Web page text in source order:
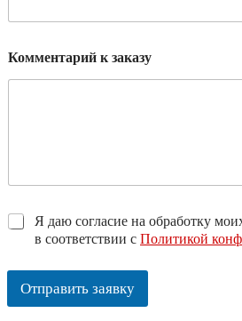
Комментарий к заказу
*
Я даю согласие на обработку
в соответствии с Политикой
Отправить заявку